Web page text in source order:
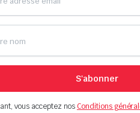
S'abonner
vous acceptez nosConditions